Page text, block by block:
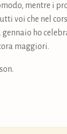
mentre i
voi che nel
gennaio ho
maggiori.